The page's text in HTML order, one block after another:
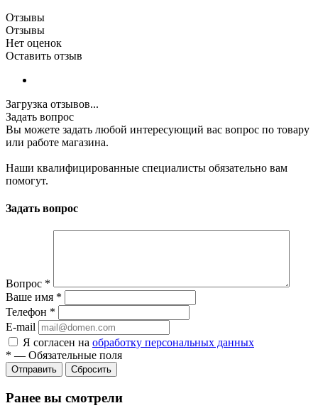
Отзывы
Отзывы
Нет оценок
Оставить отзыв
Загрузка отзывов...
Задать вопрос
Вы можете задать любой интересующий вас вопрос по товару
или работе магазина.
Наши квалифицированные специалисты обязательно вам
помогут.
Задать вопрос
Вопрос *
Ваше имя *
Телефон *
E-mail
Я согласен на обработку персональных данных
* — Обязательные поля
Сбросить
Ранее вы смотрели